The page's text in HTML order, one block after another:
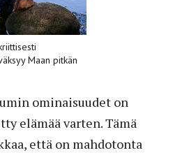
Maan pitkän
ominaisuudet on
elämää varten. Tämä
että on mahdotonta